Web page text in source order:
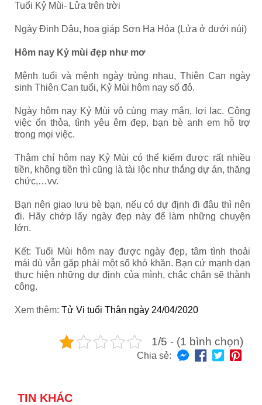
Tuổi Kỷ Mùi- Lửa trên trời
Ngày Đinh Dậu, hoa giáp Sơn Hạ Hỏa (Lửa ở dưới núi)
Hôm nay Kỷ mùi đẹp như mơ
Mệnh tuổi và mệnh ngày trùng nhau, Thiên Can ngày
sinh Thiên Can tuổi, Kỷ Mùi hôm nay số đỏ.
Ngày hôm nay Kỷ Mùi vô cùng may mắn, lợi lạc. Công
việc ổn thỏa, tình yêu êm đẹp, bạn bè anh em hỗ trợ
trong mọi việc.
Thậm chí hôm nay Kỷ Mùi có thể kiếm được rất nhiều
tiền, không tiền thì cũng là tài lộc như thắng dự án, thăng
chức,…vv.
Bạn nên giao lưu bè bạn, nếu có dự định đi đâu thì nên
đi. Hãy chớp lấy ngày đẹp này để làm những chuyện
lớn.
Kết: Tuổi Mùi hôm nay được ngày đẹp, tâm tình thoải
mái dù vẫn gặp phải một số khó khăn. Bạn cứ mạnh dạn
thực hiện những dự định của mình, chắc chắn sẽ thành
công.
Xem thêm: Tử Vi tuổi Thân ngày 24/04/2020
1/5 - (1 bình chọn)
Chia sẻ:
TIN KHÁC